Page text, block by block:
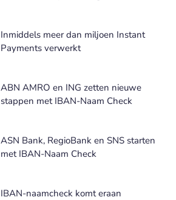
Inmiddels meer dan miljoen Instant
Payments verwerkt
ABN AMRO en ING zetten nieuwe
stappen met IBAN-Naam Check
ASN Bank, RegioBank en SNS starten
met IBAN-Naam Check
IBAN-naamcheck komt eraan